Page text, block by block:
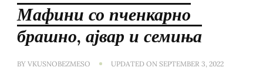
Мафини со пченкарно
брашно, ајвар и семиња
BY VKUSNOBEZMESO UPDATED ON SEPTEMBER 3, 2022